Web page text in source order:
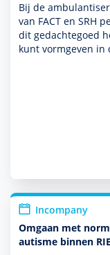
Bij de
van FACT en SRH
dit gedachtegoed
kunt vorm­geven in
Incompany
Omgaan met
autisme binnen